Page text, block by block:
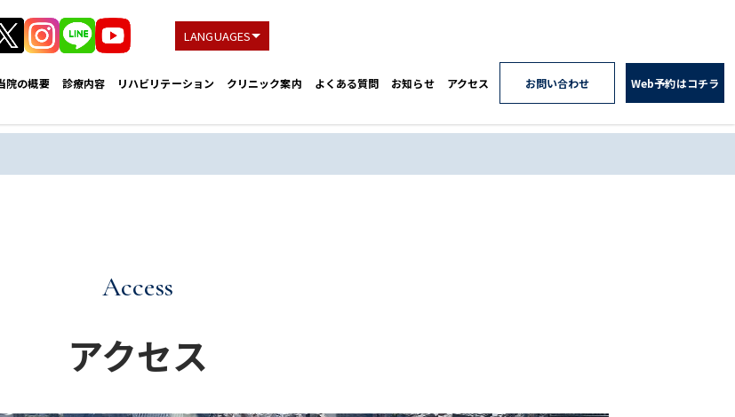
LANGUAGES
院の概要 診療内容 リハビリテーション クリニック案内 よくある質問 お知らせ アクセス お問い合わせ Web予約はコチラ
Access
アクセス